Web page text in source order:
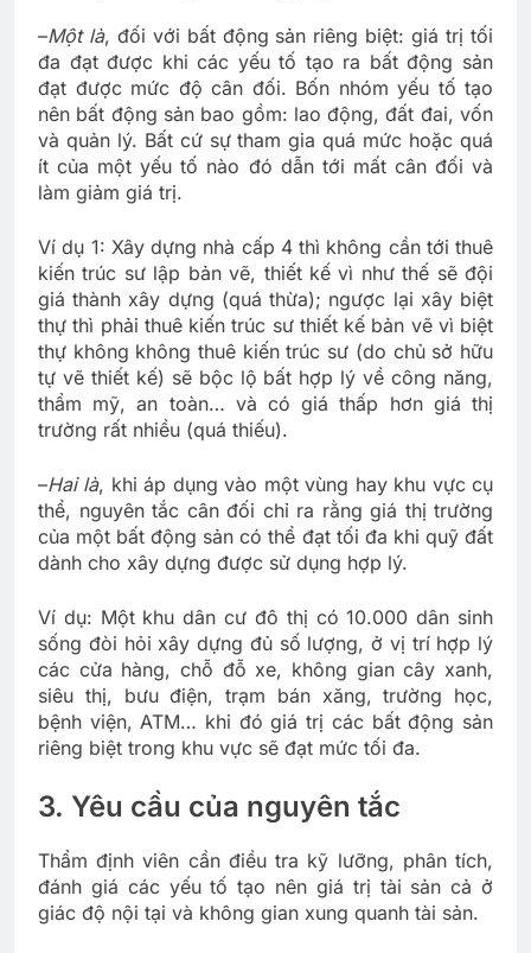
–Một là, đối với bất động sản riêng biệt: giá trị tối
đa đạt được khi các yếu tố tạo ra bất động sản
đạt được mức độ cân đối. Bốn nhóm yếu tố tạo
nên bất động sản bao gồm: lao động, đất đai, vốn
và quản lý. Bất cứ sự tham gia quá mức hoặc quá
ít của một yếu tố nào đó dẫn tới mất cân đối và
làm giảm giá trị.
Ví dụ 1: Xây dựng nhà cấp 4 thì không cần tới thuê
kiến trúc sư lập bản vẽ, thiết kế vì như thế sẽ đội
giá thành xây dựng (quá thừa); ngược lại xây biệt
thự thì phải thuê kiến trúc sư thiết kế bản vẽ vì biệt
thự không không thuê kiến trúc sư (do chủ sở hữu
tự vẽ thiết kế) sẽ bộc lộ bất hợp lý về công năng,
thẩm mỹ, an toàn… và có giá thấp hơn giá thị
trường rất nhiều (quá thiếu).
–Hai là, khi áp dụng vào một vùng hay khu vực cụ
thể, nguyên tắc cân đối chỉ ra rằng giá thị trường
của một bất động sản có thể đạt tối đa khi quỹ đất
dành cho xây dựng được sử dụng hợp lý.
Ví dụ: Một khu dân cư đô thị có 10.000 dân sinh
sống đòi hỏi xây dựng đủ số lượng, ở vị trí hợp lý
các cửa hàng, chỗ đỗ xe, không gian cây xanh,
siêu thị, bưu điện, trạm bán xăng, trường học,
bệnh viện, ATM… khi đó giá trị các bất động sản
riêng biệt trong khu vực sẽ đạt mức tối đa.
3. Yêu cầu của nguyên tắc
Thẩm định viên cần điều tra kỹ lưỡng, phân tích,
đánh giá các yếu tố tạo nên giá trị tài sản cả ở
giác độ nội tại và không gian xung quanh tài sản.